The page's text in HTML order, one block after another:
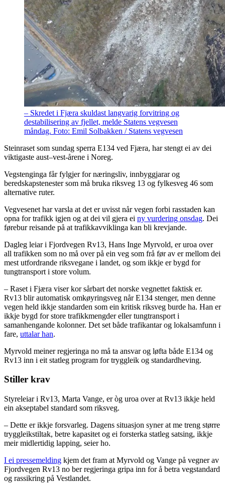
– Skredet i Fjæra skuldast langvarig forvitring og
destabilisering av fjellet, melde Statens vegvesen
måndag. Foto: Emil Solbakken / Statens vegvesen
Steinraset som sundag sperra E134 ved Fjæra, har stengt ei av dei
viktigaste aust–vest-årene i Noreg.
Vegstenginga får fylgjer for næringsliv, innbyggjarar og
beredskapstenester som må bruka riksveg 13 og fylkesveg 46 som
alternative ruter.
Vegvesenet har varsla at det er uvisst når vegen forbi rasstaden kan
opna for trafikk igjen og at dei vil gjera ei ny vurdering onsdag. Dei
førebur reisande på at trafikkavviklinga kan bli krevjande.
Dagleg leiar i Fjordvegen Rv13, Hans Inge Myrvold, er uroa over
all trafikken som no må over på ein veg som frå før av er mellom dei
mest utfordrande riksvegane i landet, og som ikkje er bygd for
tungtransport i store volum.
– Raset i Fjæra viser kor sårbart det norske vegnettet faktisk er.
Rv13 blir automatisk omkøyringsveg når E134 stenger, men denne
vegen held ikkje standarden som ein kritisk riksveg burde ha. Han er
ikkje bygd for store trafikkmengder eller tungtransport i
samanhengande kolonner. Det set både trafikantar og lokalsamfunn i
fare, uttalar han.
Myrvold meiner regjeringa no må ta ansvar og løfta både E134 og
Rv13 inn i eit statleg program for tryggleik og standardheving.
Stiller krav
Styreleiar i Rv13, Marta Vange, er òg uroa over at Rv13 ikkje held
ein akseptabel standard som riksveg.
– Dette er ikkje forsvarleg. Dagens situasjon syner at me treng større
tryggleikstiltak, betre kapasitet og ei forsterka statleg satsing, ikkje
meir midlertidig lapping, seier ho.
I ei pressemelding kjem det fram at Myrvold og Vange på vegner av
Fjordvegen Rv13 no ber regjeringa gripa inn for å betra vegstandard
og rassikring på Vestlandet.